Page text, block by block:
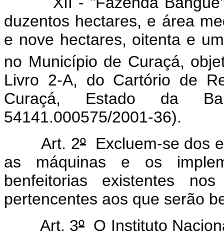
duzentos hectares, e área
e nove hectares, oitenta e
no Município de Curaçá,
Livro 2-A, do Cartório de
Curaçá, Estado da
54141.000575/2001-36).
Art. 2ºExcluem-se dos
as máquinas e os
benfeitorias existentes
pertencentes aos que serão
Art. 3º O Instituto